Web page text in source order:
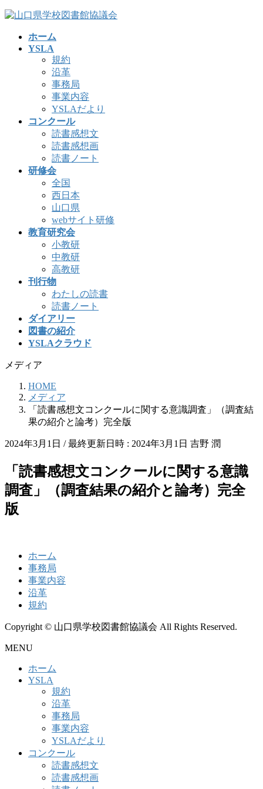
コ
ナ
ホーム
YSLA
規約
沿革
事務局
事業内容
YSLAだより
コンクール
読書感想文
読書感想画
読書ノート
研修会
全国
西日本
山口県
webサイト研修
教育研究会
小教研
中教研
高教研
刊行物
わたしの読書
読書ノート
ダイアリー
図書の紹介
YSLAクラウド
メディア
HOME
メディア
「読書感想文コンクールに関する意識調査」（調査結
果の紹介と論考）完全版
2024年3月1日 / 最終更新日時 : 2024年3月1日 吉野 潤
「読書感想文コンクールに関する意識
調査」（調査結果の紹介と論考）完全
版
ホーム
事務局
事業内容
沿革
規約
Copyright © 山口県学校図書館協議会 All Rights Reserved.
MENU
ホーム
YSLA
規約
沿革
事務局
事業内容
YSLAだより
コンクール
読書感想文
読書感想画